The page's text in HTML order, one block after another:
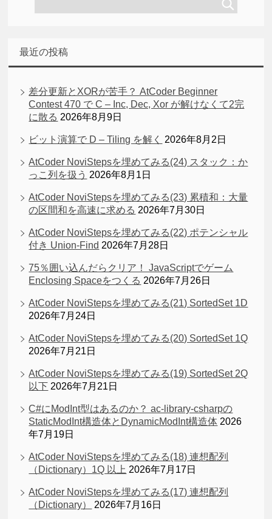
最近の投稿
差分更新とXORが苦手？ AtCoder Beginner
Contest 470 で C – Inc, Dec, Xor が解けなくて2完
に散る 2026年8月9日
ビット演算で D – Tiling を解く 2026年8月2日
AtCoder NoviStepsを埋めてみる(24) スタック：か
っこ列を扱う 2026年8月1日
AtCoder NoviStepsを埋めてみる(23) 累積和：大量
の区間和を高速に求める 2026年7月30日
AtCoder NoviStepsを埋めてみる(22) ポテンシャル
付き Union-Find 2026年7月28日
75％囲い込んだらクリア！ JavaScriptでゲーム
Enclosing Spaceをつくる 2026年7月26日
AtCoder NoviStepsを埋めてみる(21) SortedSet 1D
2026年7月24日
AtCoder NoviStepsを埋めてみる(20) SortedSet 1Q
2026年7月21日
AtCoder NoviStepsを埋めてみる(19) SortedSet 2Q
以下 2026年7月21日
C#にModInt型はあるのか？ ac-library-csharpの
StaticModInt構造体とDynamicModInt構造体 2026
年7月19日
AtCoder NoviStepsを埋めてみる(18) 連想配列
（Dictionary）1Q 以上 2026年7月17日
AtCoder NoviStepsを埋めてみる(17) 連想配列
（Dictionary）
2026年7月16日